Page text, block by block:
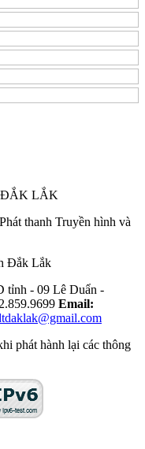
ĐẮK LẮK
thanh Truyền hình và
Đắk Lắk
tỉnh - 09 Lê Duẩn -
Email:
phát hành lại các thông